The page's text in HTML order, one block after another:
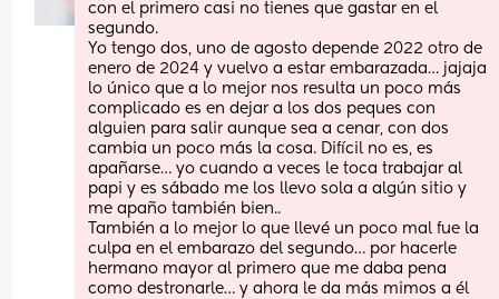
con el primero casi no tienes que gastar en el
segundo.
Yo tengo dos, uno de agosto depende 2022 otro de
enero de 2024 y vuelvo a estar embarazada… jajaja
lo único que a lo mejor nos resulta un poco más
complicado es en dejar a los dos peques con
alguien para salir aunque sea a cenar, con dos
cambia un poco más la cosa. Difícil no es, es
apañarse… yo cuando a veces le toca trabajar al
papi y es sábado me los llevo sola a algún sitio y
me apaño también bien..
También a lo mejor lo que llevé un poco mal fue la
culpa en el embarazo del segundo… por hacerle
hermano mayor al primero que me daba pena
como destronarle… y ahora le da más mimos a él